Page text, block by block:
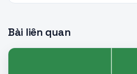
Bài liên quan